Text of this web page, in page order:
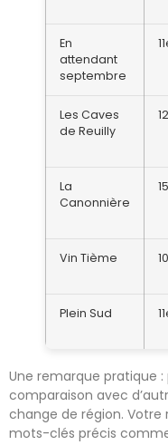
En
attendant
septembre
Les Caves
de Reuilly
La
Canonnière
Vin Tième
Plein Sud
Une remarque pratique
comparaison avec
change de région.
mots-clés précis